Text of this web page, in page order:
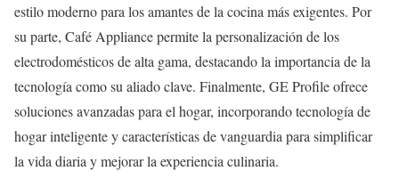
estilo moderno para los amantes de la cocina más exigentes. Por
su parte, Café Appliance permite la personalización de los
electrodomésticos de alta gama, destacando la importancia de la
tecnología como su aliado clave. Finalmente, GE Profile ofrece
soluciones avanzadas para el hogar, incorporando tecnología de
hogar inteligente y características de vanguardia para simplificar
la vida diaria y mejorar la experiencia culinaria.